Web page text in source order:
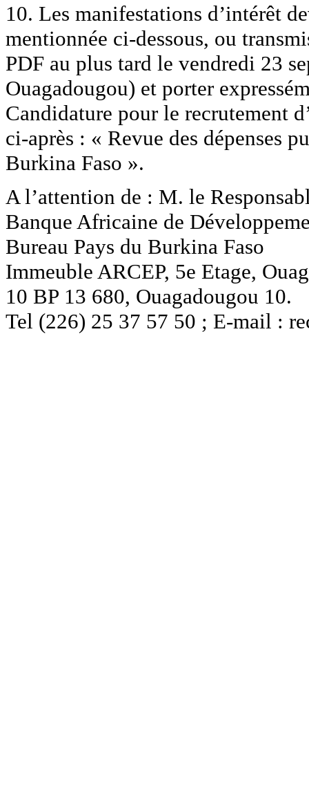
10. Les manifestations d’intérêt
mentionnée ci-dessous, ou
PDF au plus tard le vendredi 23
Ouagadougou) et porter
Candidature pour le recrutement
ci-après : « Revue des dépenses
Burkina Faso ».
A l’attention de : M. le
Banque Africaine de
Bureau Pays du Burkina Faso
Immeuble ARCEP, 5e Etage,
10 BP 13 680, Ouagadougou 10.
Tel (226) 25 37 57 50 ; E-mail :